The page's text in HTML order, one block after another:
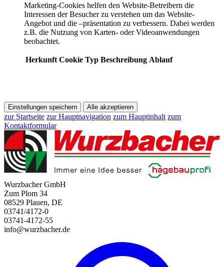
Marketing-Cookies helfen den Website-Betreibern die
Interessen der Besucher zu verstehen um das Website-
Angebot und die –präsentation zu verbessern. Dabei werden
z.B. die Nutzung von Karten- oder Videoanwendungen
beobachtet.
Herkunft Cookie Typ Beschreibung Ablauf
Einstellungen speichern Alle akzeptieren
zur Startseite zur Hauptnavigation zum Hauptinhalt zum
Kontaktformular
Wurzbacher GmbH
Zum Plom 34
08529 Plauen, DE
03741/4172-0
03741-4172-55
info@wurzbacher.de